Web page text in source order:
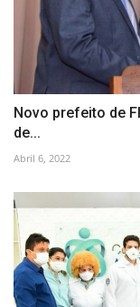
Novo prefeito de
de...
Abril 6, 2022